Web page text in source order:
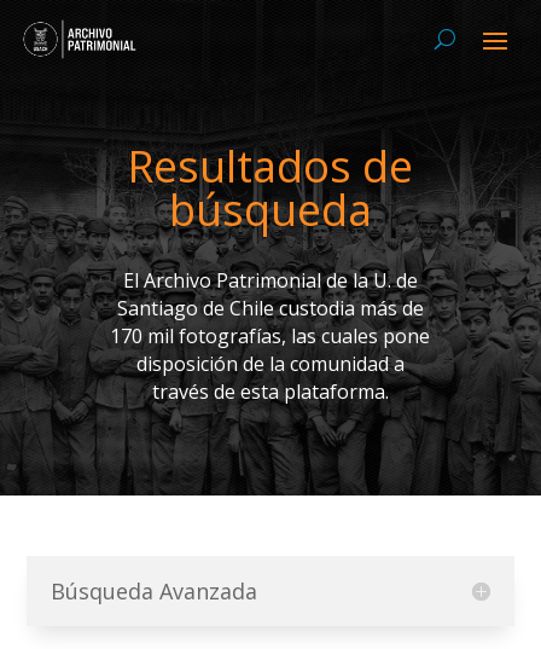
Resultados de
búsqueda
El Archivo Patrimonial de la U. de
Santiago de Chile custodia más de
170 mil fotografías, las cuales pone
disposición de la comunidad a
través de esta plataforma.
Búsqueda Avanzada